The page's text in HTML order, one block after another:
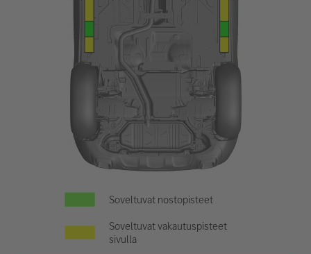
Soveltuvat nostopisteet
Soveltuvat vakautuspisteet
sivulla